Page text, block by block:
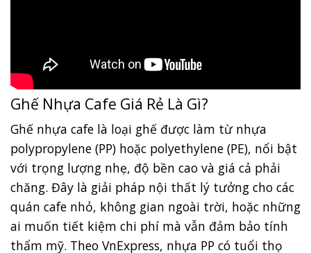
Ghế Nhựa Cafe Giá Rẻ Là Gì?
Ghế nhựa cafe là loại ghế được làm từ nhựa
polypropylene (PP) hoặc polyethylene (PE), nổi bật
với trọng lượng nhẹ, độ bền cao và giá cả phải
chăng. Đây là giải pháp nội thất lý tưởng cho các
quán cafe nhỏ, không gian ngoài trời, hoặc những
ai muốn tiết kiệm chi phí mà vẫn đảm bảo tính
thẩm mỹ. Theo VnExpress, nhựa PP có tuổi thọ